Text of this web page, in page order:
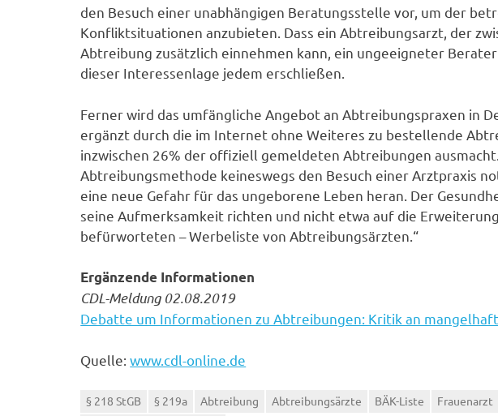
den Besuch einer unabhängigen Beratungsstelle vor, um der
Konfliktsituationen anzubieten. Dass ein Abtreibungsarzt, der
Abtreibung zusätzlich einnehmen kann, ein ungeeigneter
dieser Interessenlage jedem erschließen.
Ferner wird das umfängliche Angebot an Abtreibungspraxen in
ergänzt durch die im Internet ohne Weiteres zu bestellende
inzwischen 26% der offiziell gemeldeten Abtreibungen
Abtreibungsmethode keineswegs den Besuch einer Arztpraxis
eine neue Gefahr für das ungeborene Leben heran. Der
seine Aufmerksamkeit richten und nicht etwa auf die
befürworteten – Werbeliste von Abtreibungsärzten.“
Ergänzende Informationen
CDL-Meldung 02.08.2019
Debatte um Informationen zu Abtreibungen: Kritik an
Quelle:www.cdl-online.de
§ 218 StGB § 219a Abtreibung Abtreibungsärzte BÄK-Liste Frauenarzt